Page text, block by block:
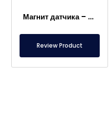
Магнит датчика – 2×2 мм
Review Product